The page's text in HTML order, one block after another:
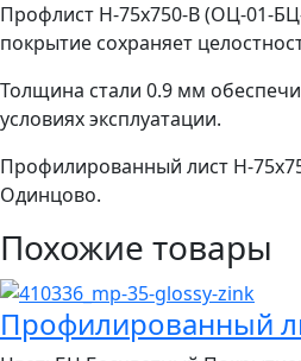
Профлист Н-75x750-B (ОЦ-01-
покрытие сохраняет
Толщина стали 0.9 мм
условиях эксплуатации.
Профилированный лист Н-
Одинцово.
Похожие товары
Профилированный